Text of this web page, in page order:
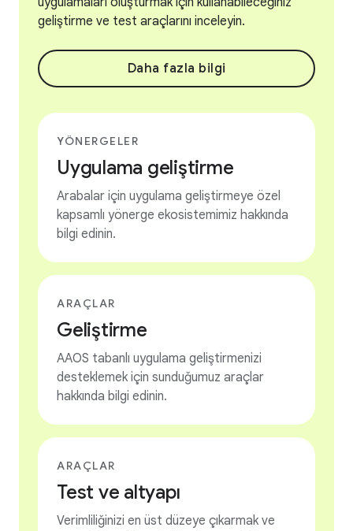
geliştirme ve test araçlarını inceleyin.
Daha fazla bilgi
YÖNERGELER
Uygulama geliştirme
Arabalar için uygulama geliştirmeye özel
kapsamlı yönerge ekosistemimiz hakkında
bilgi edinin.
ARAÇLAR
Geliştirme
AAOS tabanlı uygulama geliştirmenizi
desteklemek için sunduğumuz araçlar
hakkında bilgi edinin.
ARAÇLAR
Test ve altyapı
Verimliliğinizi en üst düzeye çıkarmak ve